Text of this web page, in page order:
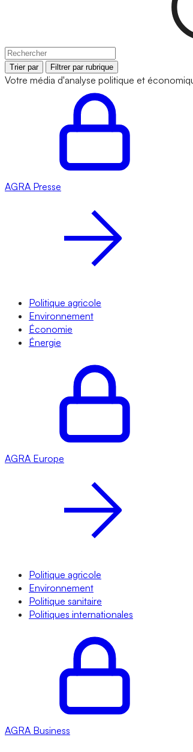
Trier par Filtrer par rubrique
Votre média d'analyse politique et
AGRA Presse
Politique agricole
Environnement
Économie
Énergie
AGRA Europe
Politique agricole
Environnement
Politique sanitaire
Politiques internationales
AGRA Business